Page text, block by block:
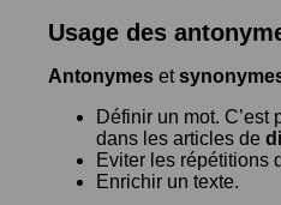
Usage des
Antonymes et
Définir un mot. C’est
dans les articles de
Eviter les répétitions
Enrichir un texte.